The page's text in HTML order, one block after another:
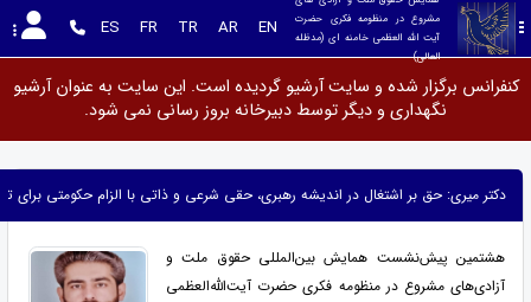
العالی)
EN
AR
TR
FR
ES
کنفرانس برگزار شده و سایت آرشیو گردیده است. این سایت به عنوان آرشیو
نگهداری و دیگر توسط دبیرخانه بروز رسانی نمی شود.
دکتر میری: حق بر اشتغال در اندیشه رهبری، حقی شرعی و ذاتی با الزام حکومتی
هشتمین پیش‌نشست همایش بین‌المللی حقوق ملت و
آزادی‌های مشروع در منظومه فکری حضرت آیت‌الله‌العظمی